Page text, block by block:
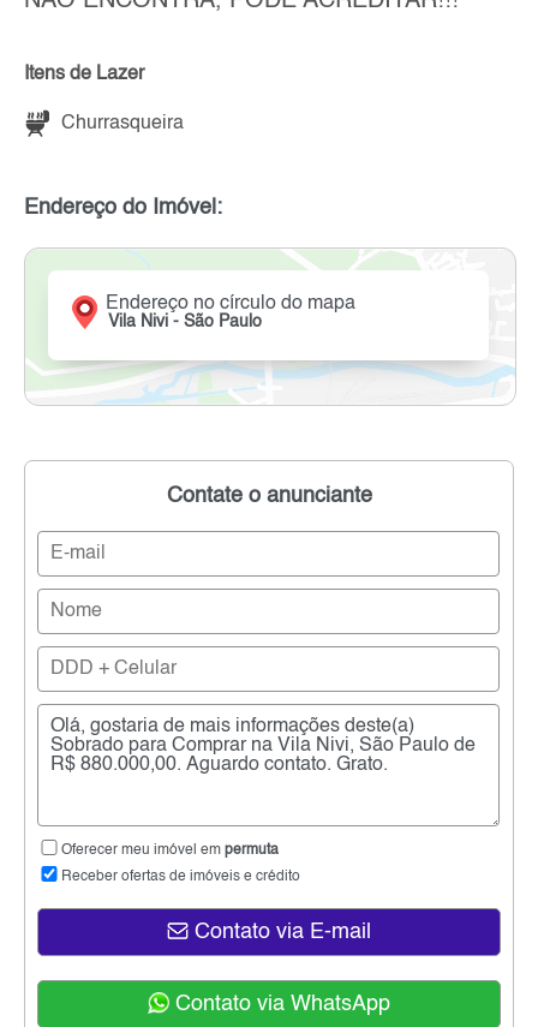
Itens de Lazer
Churrasqueira
Endereço do Imóvel:
Endereço no círculo do mapa
Vila Nivi - São Paulo
Contate o anunciante
Oferecer meu imóvel em permuta
Receber ofertas de imóveis e crédito
Contato via E-mail
Contato via WhatsApp